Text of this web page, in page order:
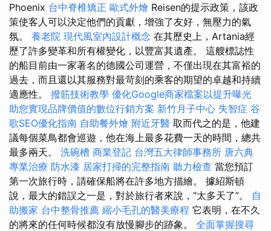
Phoenix 台中脊椎矯正 歐式外燴 Reisen的提示政策，該政
策使客人可以決定他們的貢獻，增強了友好，無壓力的氣
氛。 養老院 現代風室內設計概念 在其歷史上，Artania經
歷了許多變革和所有權變化，以豐富其遺產。 這艘標誌性
的船目前由一家著名的德國公司運營，不僅出現在其富裕的
過去，而且還以其服務對最苛刻的乘客的期望的卓越和持續
適應性。 撥筋技術教學 優化Google商家檔案以提升曝光
助您實現品牌價值的數位行銷方案 新竹月子中心 失智症 谷
歌SEO優化指南 自助餐外燴 附近牙醫 取而代之的是，他建
議每個菜鳥都會巡遊，他在海上最多花費一天的時間，總共
最多兩天。 洗碗槽 商業登記 台灣五大律師事務所 唐六典
專業治療 防水漆 居家打掃的完整指南 聽力檢查 當您預訂
第一次旅行時，請確保船將在許多地方描繪。 據紹斯頓
說，最大的錯誤之一是，對於旅行者來說，“太多天了”。 自
助搬家 台中整骨推薦 縮小毛孔的醫美療程 它表明，在不久
的將來的任何時候都沒有放慢腳步的跡象。 全面掌握搜尋